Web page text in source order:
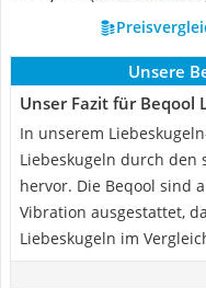
Unsere
Unser Fazit für Beqool
In unserem
Liebeskugeln durch den
hervor. Die Beqool sind
Vibration ausgestattet,
Liebeskugeln im